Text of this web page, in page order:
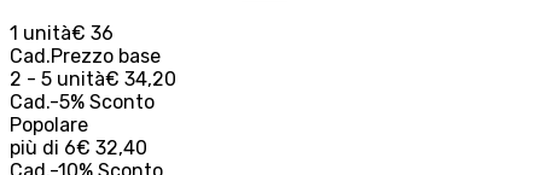
1 unità€ 36
Cad.Prezzo base
2 - 5 unità€ 34,20
Cad.-5% Sconto
Popolare
più di 6€ 32,40
Cad.-10% Sconto